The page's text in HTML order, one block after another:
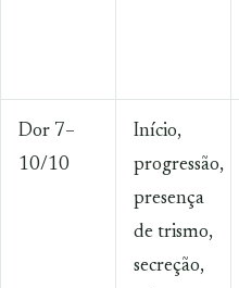
Dor 7–
10/10
Início,
progressão,
presença
de trismo,
secreção,